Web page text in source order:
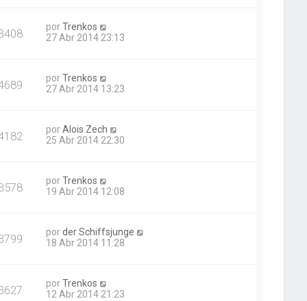
porTrenkos
27 Abr 2014 23:13
porTrenkos
27 Abr 2014 13:23
porAlois Zech
25 Abr 2014 22:30
porTrenkos
19 Abr 2014 12:08
porder Schiffsjunge
18 Abr 2014 11:28
porTrenkos
12 Abr 2014 21:23